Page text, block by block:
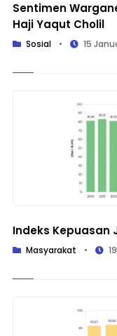
Sentimen
Haji Yaqut Cholil
Sosial • 15
Indeks Kepuasan
Masyarakat •